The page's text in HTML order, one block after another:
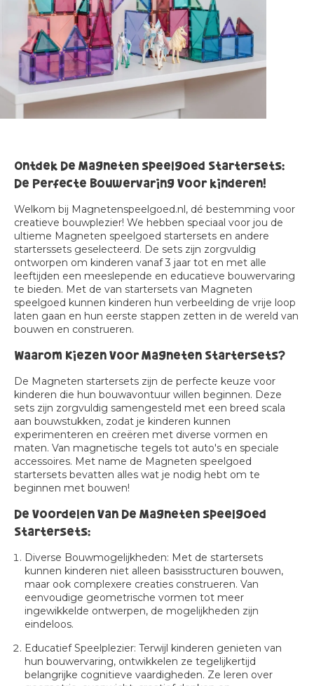
Ontdek De Magneten speelgoed Startersets:
De Perfecte Bouwervaring Voor kinderen!
Welkom bij Magnetenspeelgoed.nl, dé bestemming voor
creatieve bouwplezier! We hebben speciaal voor jou de
ultieme Magneten speelgoed startersets en andere
starterssets geselecteerd. De sets zijn zorgvuldig
ontworpen om kinderen vanaf 3 jaar tot en met alle
leeftijden een meeslepende en educatieve bouwervaring
te bieden. Met de van startersets van Magneten
speelgoed kunnen kinderen hun verbeelding de vrije loop
laten gaan en hun eerste stappen zetten in de wereld van
bouwen en construeren.
Waarom Kiezen Voor Magneten Startersets?
De Magneten startersets zijn de perfecte keuze voor
kinderen die hun bouwavontuur willen beginnen. Deze
sets zijn zorgvuldig samengesteld met een breed scala
aan bouwstukken, zodat je kinderen kunnen
experimenteren en creëren met diverse vormen en
maten. Van magnetische tegels tot auto's en speciale
accessoires. Met name de Magneten speelgoed
startersets bevatten alles wat je nodig hebt om te
beginnen met bouwen!
De Voordelen Van De Magneten speelgoed
Startersets:
Diverse Bouwmogelijkheden: Met de startersets
kunnen kinderen niet alleen basisstructuren bouwen,
maar ook complexere creaties construeren. Van
eenvoudige geometrische vormen tot meer
ingewikkelde ontwerpen, de mogelijkheden zijn
eindeloos.
Educatief Speelplezier: Terwijl kinderen genieten van
hun bouwervaring, ontwikkelen ze tegelijkertijd
belangrijke cognitieve vaardigheden. Ze leren over